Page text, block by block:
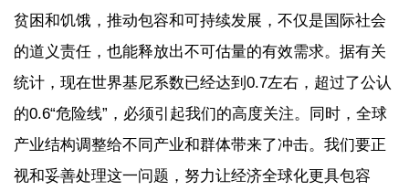
贫困和饥饿，推动包容和可持续发展，不仅是国际社会
的道义责任，也能释放出不可估量的有效需求。据有关
统计，现在世界基尼系数已经达到0.7左右，超过了公认
的0.6“危险线”，必须引起我们的高度关注。同时，全球
产业结构调整给不同产业和群体带来了冲击。我们要正
视和妥善处理这一问题，努力让经济全球化更具包容